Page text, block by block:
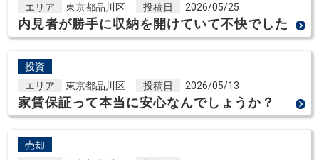
エリア
東京都品川区 投稿日 2026/05/25
内見者が勝手に収納を開けていて不快でした
投資
エリア
東京都品川区 投稿日 2026/05/13
家賃保証って本当に安心なんでしょうか？
売却